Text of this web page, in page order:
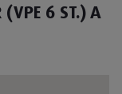
(VPE 6 ST.) A